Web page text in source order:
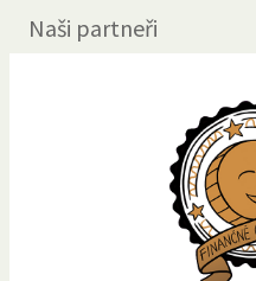
Naši partneři